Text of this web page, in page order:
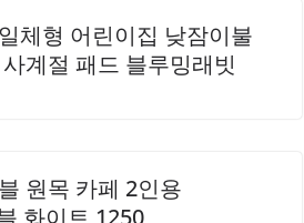
에도 잘 어울려 다양한 상황에서
체형 어린이집 낮잠이불
계절 패드 블루밍래빗
원목 카페 2인용